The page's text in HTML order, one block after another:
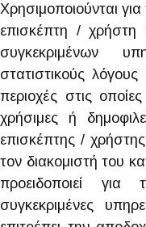
Χρησιμοποιούνται
επισκέπτη /
συγκεκριμένων
στατιστικούς
περιοχές στις
χρήσιμες ή
επισκέπτης /
τον διακομιστή του
προειδοποιεί
συγκεκριμένες